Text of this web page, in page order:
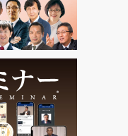
ミミガク」のすすめ